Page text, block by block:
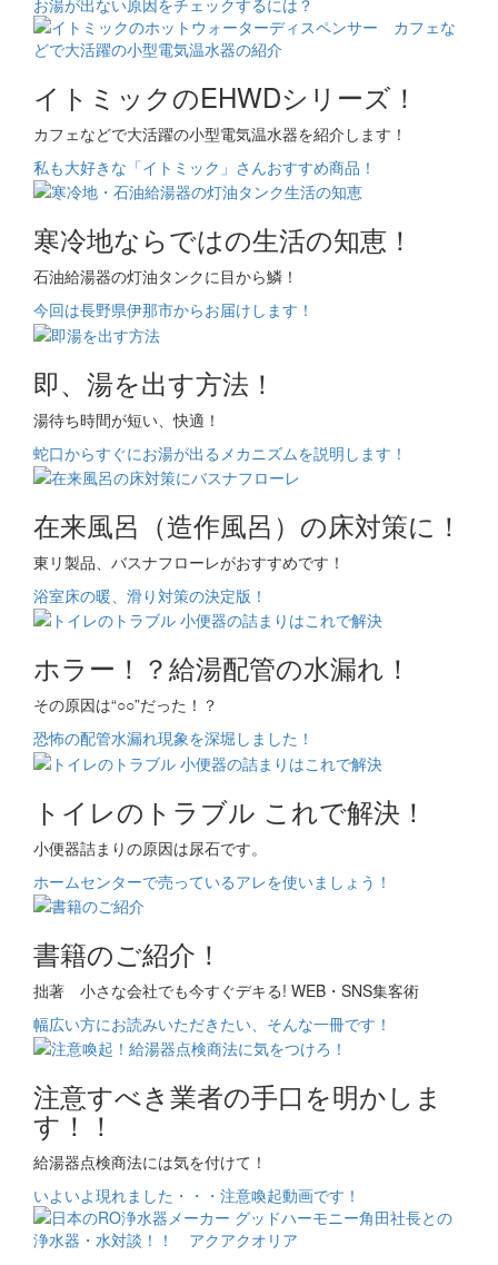
お湯が出ない原因をチェックするには？
イトミックのEHWDシリーズ！
カフェなどで大活躍の小型電気温水器を紹介します！
私も大好きな「イトミック」さんおすすめ商品！
寒冷地ならではの生活の知恵！
石油給湯器の灯油タンクに目から鱗！
今回は長野県伊那市からお届けします！
即、湯を出す方法！
湯待ち時間が短い、快適！
蛇口からすぐにお湯が出るメカニズムを説明します！
在来風呂（造作風呂）の床対策に！
東リ製品、バスナフローレがおすすめです！
浴室床の暖、滑り対策の決定版！
ホラー！？給湯配管の水漏れ！
その原因は“○○”だった！？
恐怖の配管水漏れ現象を深堀しました！
トイレのトラブル これで解決！
小便器詰まりの原因は尿石です。
ホームセンターで売っているアレを使いましょう！
書籍のご紹介！
拙著 小さな会社でも今すぐデキる! WEB・SNS集客術
幅広い方にお読みいただきたい、そんな一冊です！
注意すべき業者の手口を明かしま
す！！
給湯器点検商法には気を付けて！
いよいよ現れました・・・注意喚起動画です！